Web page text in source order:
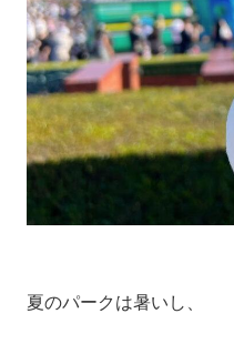
夏のパークは暑いし、